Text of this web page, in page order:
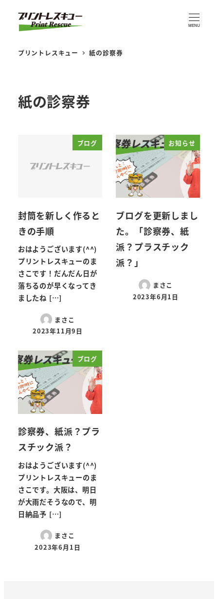
MENU
プリントレスキュー 紙の診察券
紙の診察券
ブログ
封筒を新しく作ると
きの手順
おはようございます(^^)
プリントレスキューのま
さこです！だんだん日が
落ちるのが早くなってき
ましたね […]
まさこ
2023年11月9日
お知らせ
ブログを更新しまし
た。「診察券、紙
派？プラスチック
派？」
まさこ
2023年6月1日
ブログ
診察券、紙派？プラ
スチック派？
おはようございます(^^)
プリントレスキューのま
さこです。大阪は、明日
が大雨だそうなので、明
日納品予 […]
まさこ
2023年6月1日